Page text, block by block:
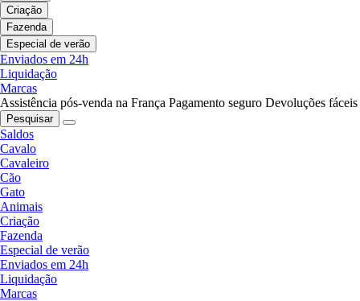
Criação
Fazenda
Especial de verão
Enviados em 24h
Liquidação
Marcas
Assistência pós-venda na França Pagamento seguro Devoluções fáceis
Pesquisar
Saldos
Cavalo
Cavaleiro
Cão
Gato
Animais
Criação
Fazenda
Especial de verão
Enviados em 24h
Liquidação
Marcas